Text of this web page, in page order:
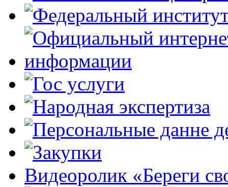
Видеоролик «Береги